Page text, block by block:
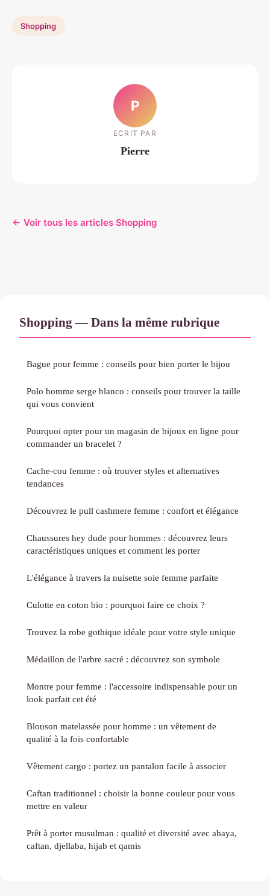
Shopping
P
ECRIT PAR
Pierre
← Voir tous les articles Shopping
Shopping — Dans la même rubrique
Bague pour femme : conseils pour bien porter le bijou
Polo homme serge blanco : conseils pour trouver la taille
qui vous convient
Pourquoi opter pour un magasin de bijoux en ligne pour
commander un bracelet ?
Cache-cou femme : où trouver styles et alternatives
tendances
Découvrez le pull cashmere femme : confort et élégance
Chaussures hey dude pour hommes : découvrez leurs
caractéristiques uniques et comment les porter
L'élégance à travers la nuisette soie femme parfaite
Culotte en coton bio : pourquoi faire ce choix ?
Trouvez la robe gothique idéale pour votre style unique
Médaillon de l'arbre sacré : découvrez son symbole
Montre pour femme : l'accessoire indispensable pour un
look parfait cet été
Blouson matelassée pour homme : un vêtement de
qualité à la fois confortable
Vêtement cargo : portez un pantalon facile à associer
Caftan traditionnel : choisir la bonne couleur pour vous
mettre en valeur
Prêt à porter musulman : qualité et diversité avec abaya,
caftan, djellaba, hijab et qamis